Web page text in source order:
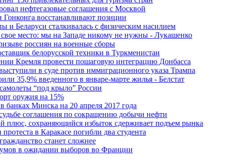
нефтегазовые соглашения с Москвой
восстанавливают позиции
и Беларуси сталкивалась с физическим насилием
место: мы на Западе никому не нужны - Лукашенко
россиян на военные сборы
белорусской техники в Туркменистан
Кремля провести пошаговую интеграцию Донбасса
в суде против иммиграционного указа Трампа
35,9% введенного в январе-марте жилья - Белстат
“под крыло” России
оружия на 15%
Минска на 20 апреля 2017 года
соглашения по сокращению добычи нефти
плюс, сохраняющийся избыток сдерживает подъем рынка
в Каракасе погибли два студента
станет сложнее
в ожидании выборов во Франции